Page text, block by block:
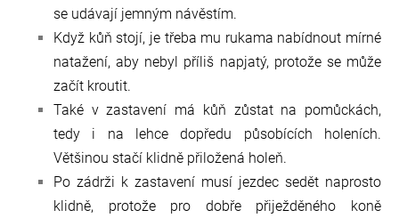
se udávají jemným návěstím.
Když kůň stojí, je třeba mu rukama nabídnout mírné
natažení, aby nebyl příliš napjatý, protože se může
začít kroutit.
Také v zastavení má kůň zůstat na pomůckách,
tedy i na lehce dopředu působících holeních.
Většinou stačí klidně přiložená holeň.
Po zádrži k zastavení musí jezdec sedět naprosto
klidně, protože pro dobře přiježděného koně